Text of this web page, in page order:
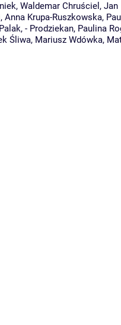
, Waldemar Chruściel , Jan
, Anna Krupa-Ruszkowska,
, - Prodziekan, Paulina
Śliwa, Mariusz Wdówka,